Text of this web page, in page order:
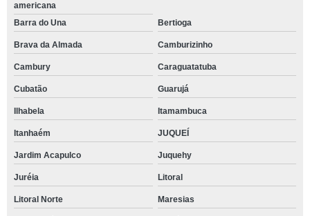
americana
Barra do Una
Bertioga
Brava da Almada Camburizinho
Cambury Caraguatatuba
Cubatão Guarujá
Ilhabela Itamambuca
Itanhaém JUQUEÍ
Jardim Acapulco Juquehy
Juréia Litoral
Litoral Norte Maresias